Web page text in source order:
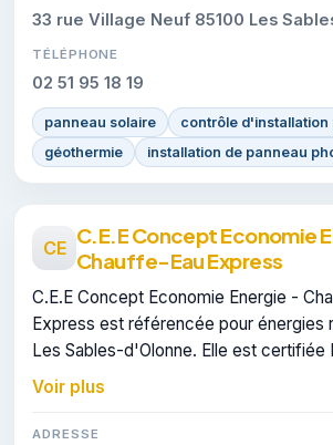
33 rue Village Neuf 85100 Les
TÉLÉPHONE
02 51 95 18 19
panneau solaire
contrôle
géothermie
installation de panneau
CE C.E.E Concept Economie
Chauffe-Eau Express
C.E.E Concept Economie Energie -
Express est référencée pour énergies
Les Sables-d'Olonne. Elle est certifiée
conformité sur les interventions
Voir plus
ADRESSE